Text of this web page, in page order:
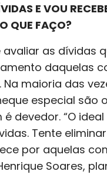
E VOU
QUE FAÇO?
avaliar as dívidas
daquelas
Na maioria das
especial são
devedor. “O
Tente
por aquelas
Soares,